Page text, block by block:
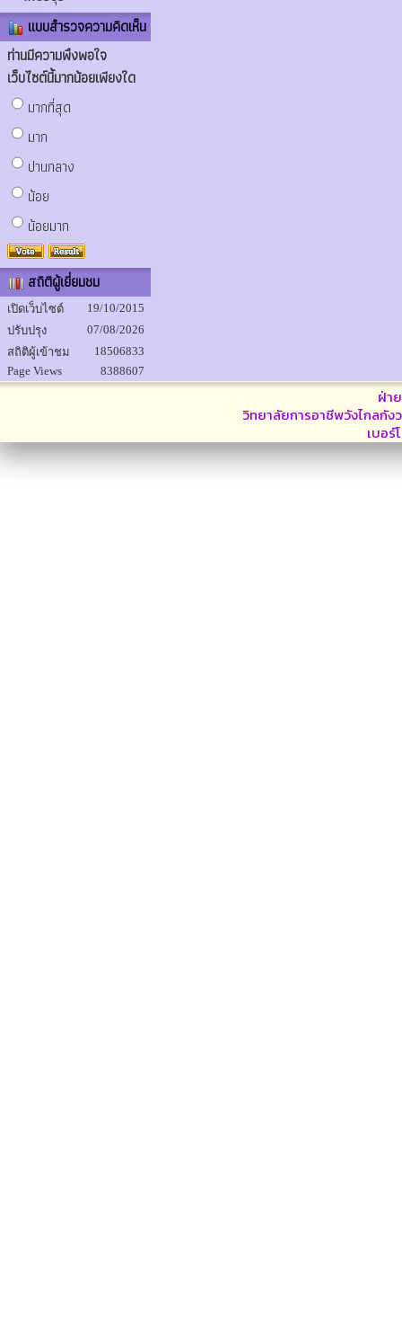
แบบสำรวจความคิดเห็น
ท่านมีความพึงพอใจ
เว็บไซต์นี้มากน้อยเพียงใด
มากที่สุด
มาก
ปานกลาง
น้อย
น้อยมาก
สถิติผู้เยี่ยมชม
เปิดเว็บไซต์
19/10/2015
ปรับปรุง
07/08/2026
สถิติผู้เข้าชม
18506833
Page Views
8388607
ฝ่า
วิทยาลัยการอาชีพวังไกลกัง
เบอ